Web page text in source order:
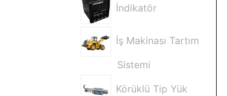
İndikatör
İş Makinası Tartım
Sistemi
Körüklü Tip Yük